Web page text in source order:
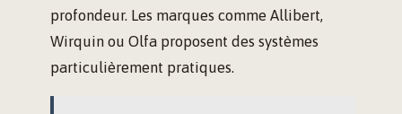
profondeur. Les marques comme Allibert,
Wirquin ou Olfa proposent des systèmes
particulièrement pratiques.